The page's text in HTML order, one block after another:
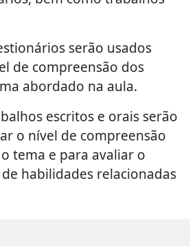
serão usados
de compreensão dos
abordado na aula.
escritos e orais serão
o nível de compreensão
tema e para avaliar o
habilidades relacionadas